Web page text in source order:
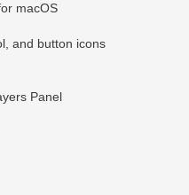
macOS
and button icons
Panel